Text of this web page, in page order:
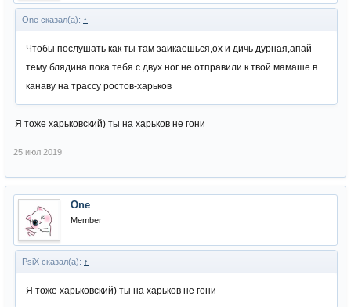
One сказал(а): ↑
Чтобы послушать как ты там заикаешься,ох и дичь дурная,апай
тему блядина пока тебя с двух ног не отправили к твой мамаше в
канаву на трассу ростов-харьков
Я тоже харьковский) ты на харьков не гони
25 июл 2019
One
Member
PsiX сказал(а): ↑
Я тоже харьковский) ты на харьков не гони